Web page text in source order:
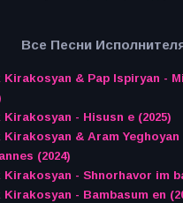
Все Песни
Kirakosyan & Pap Ispiryan -
Kirakosyan - Hisusn e (2025)
Kirakosyan & Aram Yeghoyan
(2024)
Kirakosyan - Shnorhavor im
Kirakosyan - Bambasum en